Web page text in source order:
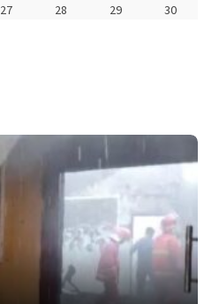
27 28 29
30